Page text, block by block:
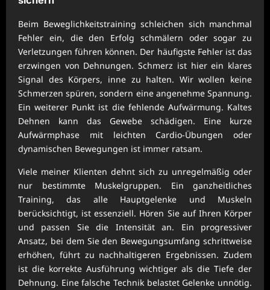
Beim Beweglichkeitstraining schleichen sich manchmal
Fehler ein, die den Erfolg schmälern oder sogar zu
Verletzungen führen können. Der häufigste Fehler ist das
erzwingen von Dehnungen. Schmerz ist hier ein klares
Signal des Körpers, inne zu halten. Wir wollen keine
Schmerzen spüren, sondern eine angenehme Spannung.
Ein weiterer Punkt ist die fehlende Aufwärmung. Kaltes
Dehnen kann das Gewebe schädigen. Eine kurze
Aufwärmphase mit leichten Cardio-Übungen oder
dynamischen Bewegungen ist immer ratsam.
Viele meiner Klienten dehnt sich zu unregelmäßig oder
nur bestimmte Muskelgruppen. Ein ganzheitliches
Training, das alle Hauptgelenke und Muskeln
berücksichtigt, ist essenziell. Hören Sie auf Ihren Körper
und passen Sie die Intensität an. Ein progressiver
Ansatz, bei dem Sie den Bewegungsumfang schrittweise
erhöhen, führt zu nachhaltigeren Ergebnissen. Zudem
ist die korrekte Ausführung wichtiger als die Tiefe der
Dehnung. Eine falsche Technik belastet Gelenke unnötig.